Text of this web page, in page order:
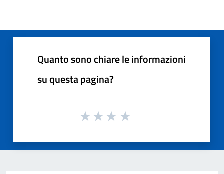
Quanto sono chiare le informazioni
su questa pagina?